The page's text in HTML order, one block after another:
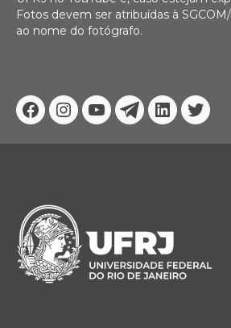
Facebook
Instagram
YoutubeTelegram
Linkedin
Fotos devem ser atribuídas à
ao nome do fotógrafo.